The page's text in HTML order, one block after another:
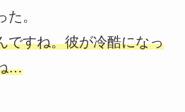
。
ですね。彼が冷酷になっ
…